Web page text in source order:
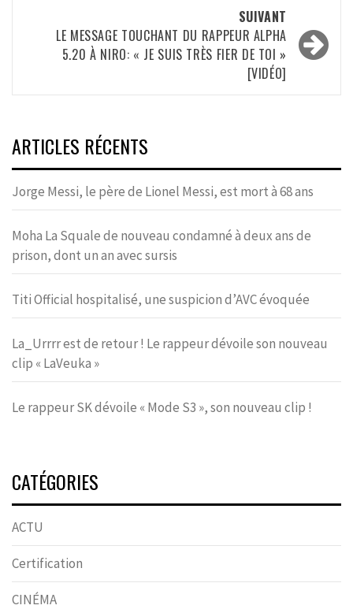
SUIVANT
LE MESSAGE TOUCHANT DU RAPPEUR ALPHA
5.20 À NIRO: « JE SUIS TRÈS FIER DE TOI »
[VIDÉO]
ARTICLES RÉCENTS
Jorge Messi, le père de Lionel Messi, est mort à 68 ans
Moha La Squale de nouveau condamné à deux ans de
prison, dont un an avec sursis
Titi Official hospitalisé, une suspicion d’AVC évoquée
La_Urrrr est de retour ! Le rappeur dévoile son nouveau
clip « LaVeuka »
Le rappeur SK dévoile « Mode S3 », son nouveau clip !
CATÉGORIES
ACTU
Certification
CINÉMA